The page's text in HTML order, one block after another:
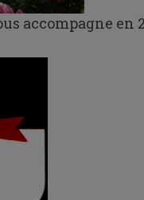
accompagne en